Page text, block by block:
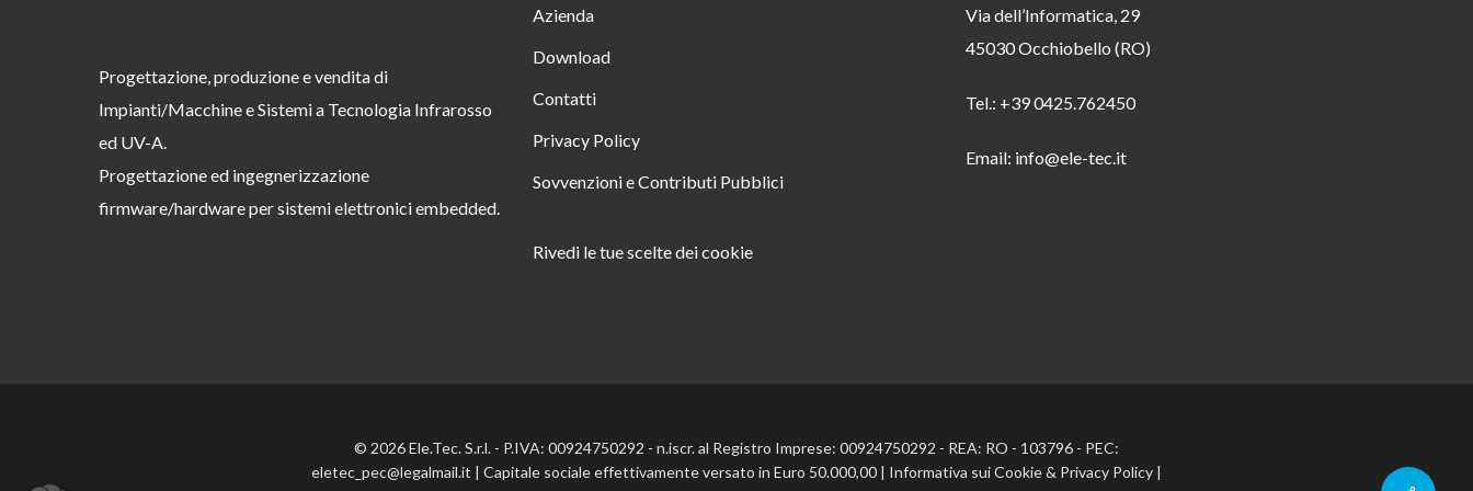
Progettazione, produzione e vendita di
Impianti/Macchine e Sistemi a Tecnologia Infrarosso
ed UV-A.
Progettazione ed ingegnerizzazione
firmware/hardware per sistemi elettronici embedded.
Azienda
Download
Contatti
Privacy Policy
Sovvenzioni e Contributi Pubblici
Rivedi le tue scelte dei cookie
Via dell’Informatica, 29
45030 Occhiobello (RO)
Tel.: +39 0425.762450
Email: info@ele-tec.it
© 2026 Ele.Tec. S.r.l. - P.IVA: 00924750292 - n.iscr. al Registro Imprese: 00924750292 - REA: RO - 103796 - PEC:
eletec_pec@legalmail.it | Capitale sociale effettivamente versato in Euro 50.000,00 | Informativa sui Cookie& Privacy Policy|